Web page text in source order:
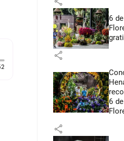
Duración: 52 segundos
6
share
6
share